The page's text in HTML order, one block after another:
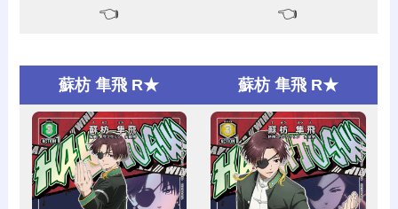
👈️
👈️
蘇枋 隼飛 R★ 蘇枋 隼飛 R★